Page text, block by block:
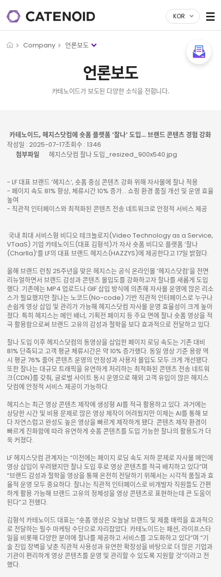
KOR
Company 언론보도
언론보도
카테노이드가 보도된 다양한 소식을 전합니다.
게시물 상세
카테노이드, 헤지스닷컴에 숏폼 플랫폼 ‘찰나’ 도입… 브랜드 콘텐츠 경험 강화
작성일 : 2025-07-17조회수 : 1346
첨부파일
헤지스닷컴 찰나 도입_resized_900x540.jpg
- LF 대표 브랜드 ‘헤지스’, 숏폼 중심 콘텐츠 강화 위해 자사몰에 찰나 적용
- 페이지 속도 81% 향상, 체류시간 10% 증가... 쇼핑 환경 품질 개선 및 운영 효율
높여
- 직관적 인터페이스와 최적화된 콘텐츠 전송 네트워크로 안정적 서비스 제공
국내 최대 서비스형 비디오 테크놀로지(Video Technology as a Service,
VTaaS) 기업 카테노이드(대표 김형석)가 자사 숏폼 비디오 플랫폼 ‘찰나
(Charlla)’를 LF의 대표 브랜드 헤지스(HAZZYS)에 제공한다고 17일 밝혔다.
올해 브랜드 런칭 25주년을 맞은 헤지스는 공식 온라인몰 ‘헤지스닷컴’을 전면
리뉴얼하면서 브랜드 감성과 콘텐츠 몰입도를 강화하고자 찰나를 새롭게 도입
했다. 기존에는 MP4 업로드나 GIF 삽입 방식에 의존해 자사몰 운영에 많은 리소
스가 필요했지만 찰나는 노코드(No-code) 기반 직관적 인터페이스로 누구나
손쉽게 영상 삽입 및 관리가 가능해 헤지스닷컴 자사몰 운영 효율성이 크게 높아
졌다. 특히 헤지스는 메인 배너, 기획전 페이지 등 주요 면에 찰나 숏폼 영상을 적
극 활용함으로써 브랜드 고유의 감성과 철학을 보다 효과적으로 전달하고 있다.
찰나 도입 이후 헤지스닷컴의 동영상을 삽입한 페이지 로딩 속도는 기존 대비
81% 단축되고 고객 평균 체류시간은 약 10% 증가했다. 동일 영상 기준 용량 역
시 평균 76% 줄어 콘텐츠 운영의 안정성과 사용자 몰입도 모두 크게 개선됐다.
또한 찰나는 대규모 트래픽을 유연하게 처리하는 최적화된 콘텐츠 전송 네트워
크(CDN)를 갖춰, 글로벌 사이트 동시 운영으로 해외 고객 유입이 많은 헤지스
닷컴에 안정적 서비스 제공이 가능하다.
헤지스는 최근 영상 콘텐츠 제작에 생성형 AI를 적극 활용하고 있다. 과거에는
상당한 시간 및 비용 문제로 많은 영상 제작이 어려웠지만 이제는 AI를 통해 보
다 자연스럽고 완성도 높은 영상을 빠르게 제작하게 됐다. 콘텐츠 제작 환경이
빠르게 진화함에 따라 유연하게 숏폼 콘텐츠를 도입 가능한 찰나의 활용도가 더
욱 커졌다.
LF 헤지스닷컴 관계자는 “이전에는 페이지 로딩 속도 저하 문제로 자사몰 메인에
영상 삽입이 우려됐지만 찰나 도입 후로 영상 콘텐츠를 적극 배치하고 있다”며
“브랜드 감성과 철학을 영상을 통해 온전히 전달하기 위해서는 시각적 품질과 효
율적 운영 모두 중요하다. 찰나는 직관적 인터페이스로 비개발자 직원들도 간편
하게 활용 가능해 브랜드 고유의 정체성을 영상 콘텐츠로 표현하는데 큰 도움이
된다”고 전했다.
김형석 카테노이드 대표는 “숏폼 영상은 오늘날 브랜드 및 제품 매력을 효과적으
로 전달하는 필수 마케팅 수단으로 자리잡았다. 카테노이드는 패션, 라이프스타
일을 비롯해 다양한 분야에 찰나를 제공하고 서비스를 고도화하고 있다”며 “기
술 진입 장벽을 낮춘 직관적 사용성과 유연한 확장성을 바탕으로 더 많은 기업과
기관이 편리하게 영상 콘텐츠를 운영 및 관리할 수 있도록 지원할 것”이라고 전
했다.